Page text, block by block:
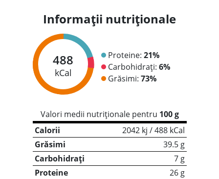
Informații nutriționale
488
kCal
Proteine: 21%
Carbohidrați: 6%
Grăsimi: 73%
Valori medii nutriționale pentru 100 g
Calorii
2042 kj / 488 kCal
Grăsimi
39.5 g
Carbohidrați
7 g
Proteine
26 g